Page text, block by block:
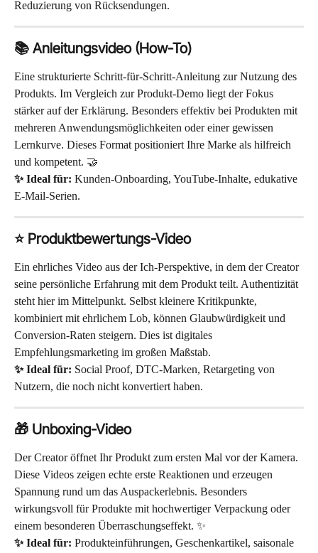
Reduzierung von Rücksendungen.
📚 Anleitungsvideo (How-To)
Eine strukturierte Schritt-für-Schritt-Anleitung zur Nutzung des
Produkts. Im Vergleich zur Produkt-Demo liegt der Fokus
stärker auf der Erklärung. Besonders effektiv bei Produkten mit
mehreren Anwendungsmöglichkeiten oder einer gewissen
Lernkurve. Dieses Format positioniert Ihre Marke als hilfreich
und kompetent. 🤝
✨ Ideal für: Kunden-Onboarding, YouTube-Inhalte, edukative
E-Mail-Serien.
⭐ Produktbewertungs-Video
Ein ehrliches Video aus der Ich-Perspektive, in dem der Creator
seine persönliche Erfahrung mit dem Produkt teilt. Authentizität
steht hier im Mittelpunkt. Selbst kleinere Kritikpunkte,
kombiniert mit ehrlichem Lob, können Glaubwürdigkeit und
Conversion-Raten steigern. Dies ist digitales
Empfehlungsmarketing im großen Maßstab.
✨ Ideal für: Social Proof, DTC-Marken, Retargeting von
Nutzern, die noch nicht konvertiert haben.
🎁 Unboxing-Video
Der Creator öffnet Ihr Produkt zum ersten Mal vor der Kamera.
Diese Videos zeigen echte erste Reaktionen und erzeugen
Spannung rund um das Auspackerlebnis. Besonders
wirkungsvoll für Produkte mit hochwertiger Verpackung oder
einem besonderen Überraschungseffekt. ✨
✨ Ideal für: Produkteinführungen, Geschenkartikel, saisonale